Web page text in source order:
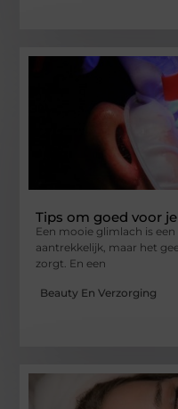
Tips om goed voor
Een mooie glimlach is
aantrekkelijk, maar het
zorgt. En een
Beauty En Verzorging